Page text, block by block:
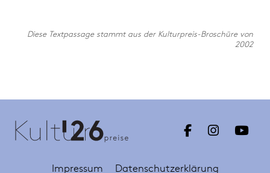
Diese Textpassage stammt aus der Kulturpreis-Broschüre von
2002
Impressum Datenschutzerklärung